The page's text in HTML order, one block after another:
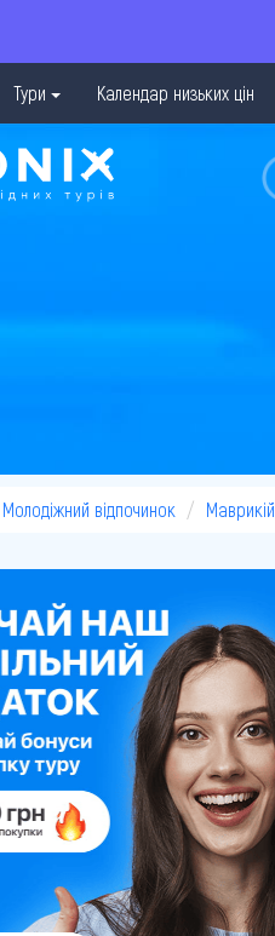
Тури Календар низьких цін
Молодіжний відпочинок Маврикій